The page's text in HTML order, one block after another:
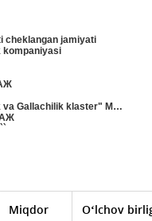
cheklangan jamiyati
komрaniyasi
va Gallachilik klaster" M…
АЖ
Miqdor O‘lchov